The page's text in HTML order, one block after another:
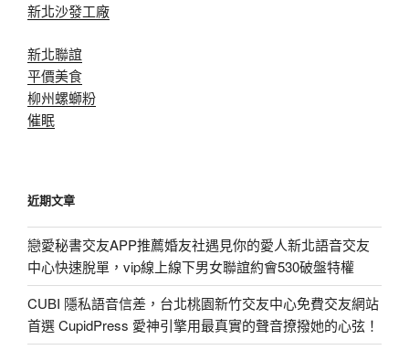
新北沙發工廠
新北聯誼
平價美食
柳州螺螄粉
催眠
近期文章
戀愛秘書交友APP推薦婚友社遇見你的愛人新北語音交友
中心快速脫單，vip線上線下男女聯誼約會530破盤特權
CUBI 隱私語音信差，台北桃園新竹交友中心免費交友網站
首選 CupidPress 愛神引擎用最真實的聲音撩撥她的心弦！